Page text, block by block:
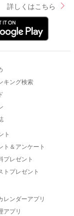
詳しくはこちら
キング検索
ト
ト＆アンケート
プレゼント
トプレゼント
レンダーアプリ
アプリ